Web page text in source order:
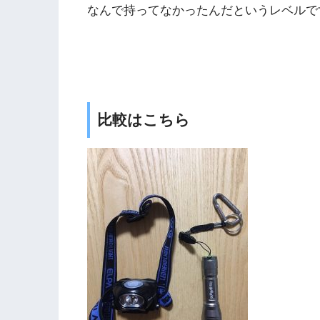
なんで持ってなかったんだというレベル
比較はこちら